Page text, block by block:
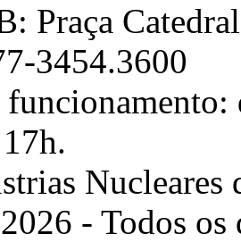
Praça
3454.3600
- Todos os